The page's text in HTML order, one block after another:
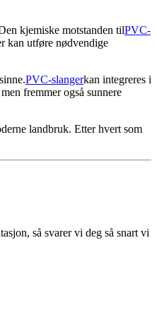
kjemiske motstanden tilPVC-
kan utføre nødvendige
PVC-slangerkan integreres i
fremmer også sunnere
landbruk. Etter hvert som
så svarer vi deg så snart vi